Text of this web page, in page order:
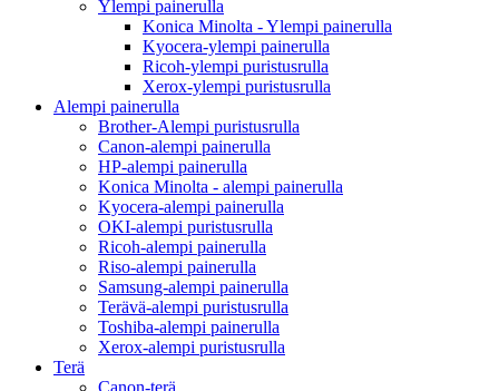
Ylempi painerulla
Konica Minolta - Ylempi painerulla
Kyocera-ylempi painerulla
Ricoh-ylempi puristusrulla
Xerox-ylempi puristusrulla
Alempi painerulla
Brother-Alempi puristusrulla
Canon-alempi painerulla
HP-alempi painerulla
Konica Minolta - alempi painerulla
Kyocera-alempi painerulla
OKI-alempi puristusrulla
Ricoh-alempi painerulla
Riso-alempi painerulla
Samsung-alempi painerulla
Terävä-alempi puristusrulla
Toshiba-alempi painerulla
Xerox-alempi puristusrulla
Terä
Canon-terä